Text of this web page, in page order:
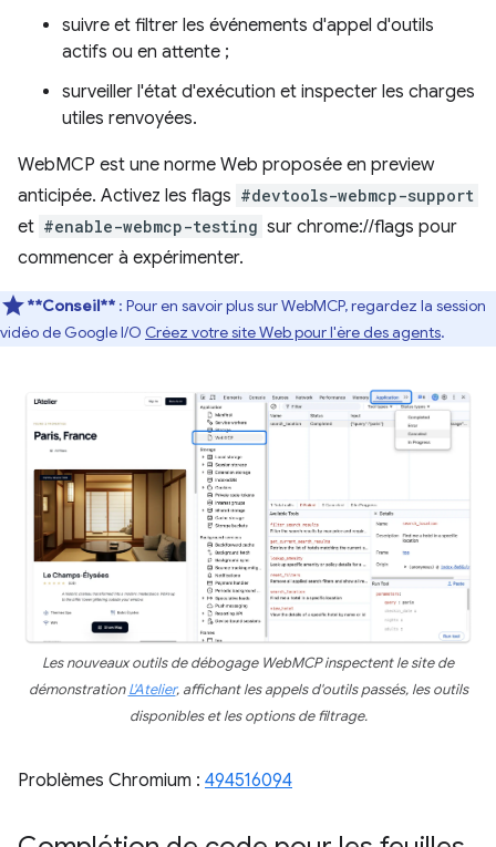
suivre et filtrer les événements d'appel d'outils
actifs ou en attente ;
surveiller l'état d'exécution et inspecter les charges
utiles renvoyées.
WebMCP est une norme Web proposée en preview
anticipée. Activez les flags #devtools-webmcp-support
et #enable-webmcp-testing sur chrome://flags pour
commencer à expérimenter.
**Conseil** : Pour en savoir plus sur WebMCP, regardez la session
vidéo de Google I/O Créez votre site Web pour l'ère des agents.
Les nouveaux outils de débogage WebMCP inspectent le site de
démonstrationL'Atelier, affichant les appels d'outils passés, les outils
disponibles et les options de filtrage.
Problèmes Chromium : 494516094